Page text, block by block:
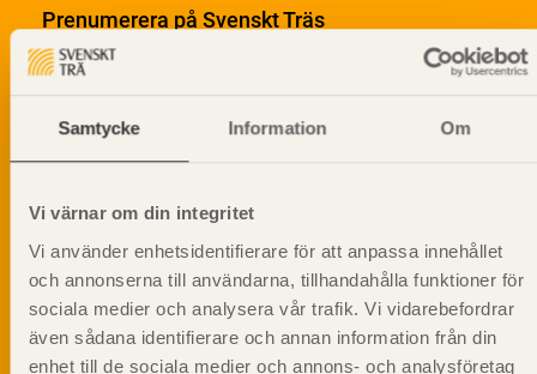
Samtycke Information Om
Vi värnar om din integritet
Vi använder enhetsidentifierare för att anpassa innehållet
och annonserna till användarna, tillhandahålla funktioner för
sociala medier och analysera vår trafik. Vi vidarebefordrar
även sådana identifierare och annan information från din
enhet till de sociala medier och annons- och analysföretag
Prenumerera på Svenskt Träs
informationsutskick!